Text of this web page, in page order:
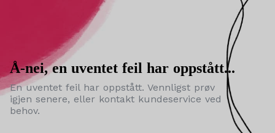
Å-nei, en uventet feil har oppstått...
En uventet feil har oppstått. Vennligst prøv
igjen senere, eller kontakt kundeservice ved
behov.